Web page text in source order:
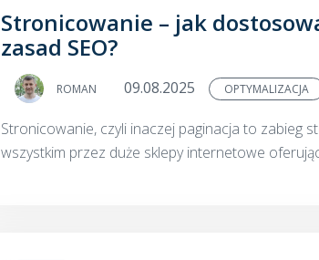
Stronicowanie – jak
zasad SEO?
ROMAN 09.08.2025 OPTYMALIZACJA
Stronicowanie, czyli inaczej paginacja to zabieg
wszystkim przez duże sklepy internetowe oferujące szeroki wybór